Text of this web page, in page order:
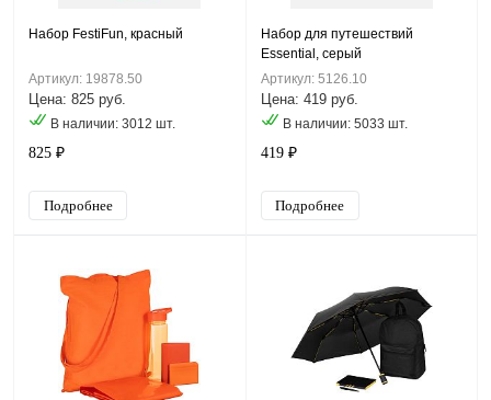
Набор FestiFun, красный
Артикул: 19878.50
Цена: 825 руб.
В наличии: 3012 шт.
825 ₽
Подробнее
Набор для путешествий
Essential, серый
Артикул: 5126.10
Цена: 419 руб.
В наличии: 5033 шт.
419 ₽
Подробнее